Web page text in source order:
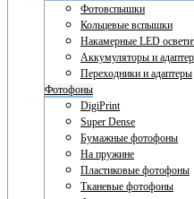
Фотовспышки
Кольцевые вспышки
Накамерные LED
Аккумуляторы и
Переходники и адаптеры
Фотофоны
DigiPrint
Super Dense
Бумажные фотофоны
На пружине
Пластиковые фотофоны
Тканевые фотофоны